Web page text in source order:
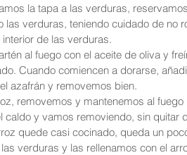
la tapa a las verduras,
las verduras, teniendo cuidado de no
de las verduras.
al fuego con el aceite de oliva y
Cuando comiencen a dorarse,
azafrán y removemos bien.
removemos y mantenemos al
caldo y vamos removiendo, sin quitar
quede casi cocinado, queda un
verduras y las rellenamos con el